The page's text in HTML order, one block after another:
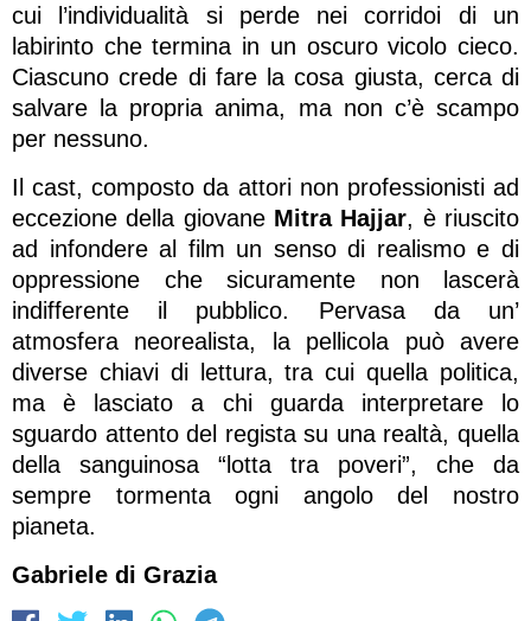
cui l’individualità si perde nei corridoi di un
labirinto che termina in un oscuro vicolo cieco.
Ciascuno crede di fare la cosa giusta, cerca di
salvare la propria anima, ma non c’è scampo
per nessuno.
Il cast, composto da attori non professionisti ad
eccezione della giovane Mitra Hajjar, è riuscito
ad infondere al film un senso di realismo e di
oppressione che sicuramente non lascerà
indifferente il pubblico. Pervasa da un’
atmosfera neorealista, la pellicola può avere
diverse chiavi di lettura, tra cui quella politica,
ma è lasciato a chi guarda interpretare lo
sguardo attento del regista su una realtà, quella
della sanguinosa “lotta tra poveri”, che da
sempre tormenta ogni angolo del nostro
pianeta.
Gabriele di Grazia